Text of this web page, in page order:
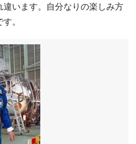
違います。自分なりの楽しみ方
。